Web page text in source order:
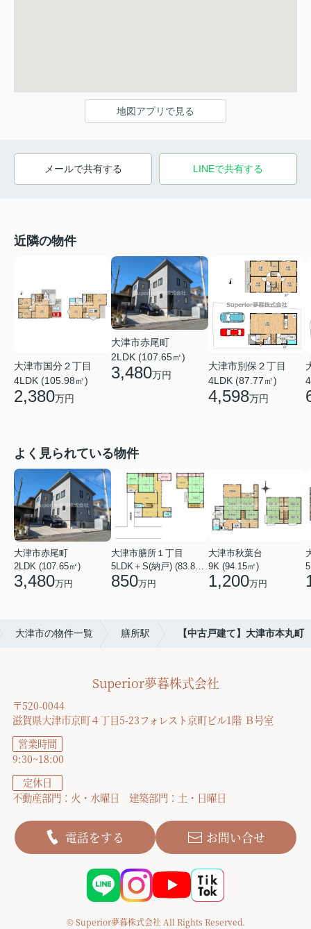
地図アプリで見る
メールで共有する LINEで共有する
近隣の物件
大津市国分２丁目
4LDK (105.98㎡)
2,380万円
大津市赤尾町
2LDK (107.65㎡)
3,480万円
大津市別保２丁目
4LDK (87.77㎡)
4,598万円
よく見られている物件
大津市赤尾町
2LDK (107.65㎡)
3,480万円
大津市膳所１丁目
5LDK＋S(納戸) (83.82㎡)
850万円
大津市秋葉台
9K (94.15㎡)
1,200万円
大津市の物件一覧 膳所駅 【中古戸建て】大津市本丸町
Superior夢暮株式会社
〒520-0044
滋賀県大津市京町４丁目5-23フォレスト京町ビル1階 Ｂ号室
営業時間
9:30~18:00
定休日
不動産部門：火・水曜日 建築部門：土・日曜日
電話をする お問い合せ
© Superior夢暮株式会社 All Rights Reserved.